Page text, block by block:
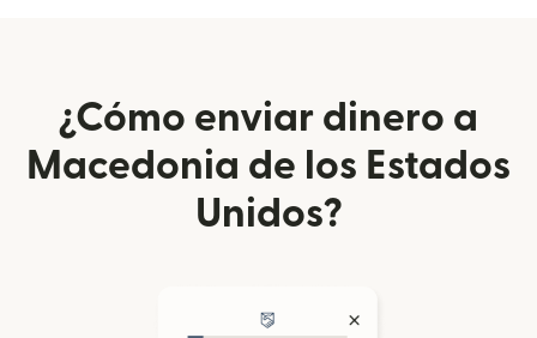
¿Cómo enviar dinero a
Macedonia de los Estados
Unidos?